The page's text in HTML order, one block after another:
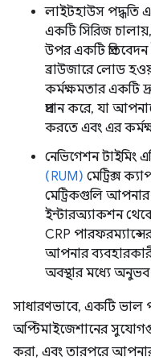
লাইটহাউস পদ্ধতি
একটি সিরিজ
উপর একটি
ব্রাউজারে লোড
কর্মক্ষমতার একটি
প্রদান করে, যা
করতে এবং এর
নেভিগেশন টাইমিং
(RUM) মেট্রিক্স
মেট্রিকগুলি আপনার
ইন্টারঅ্যাকশন
CRP
আপনার
অবস্থার মধ্যে
সাধারণভাবে, একটি ভাল
অপ্টিমাইজেশানের
করা, এবং তারপরে আপনার